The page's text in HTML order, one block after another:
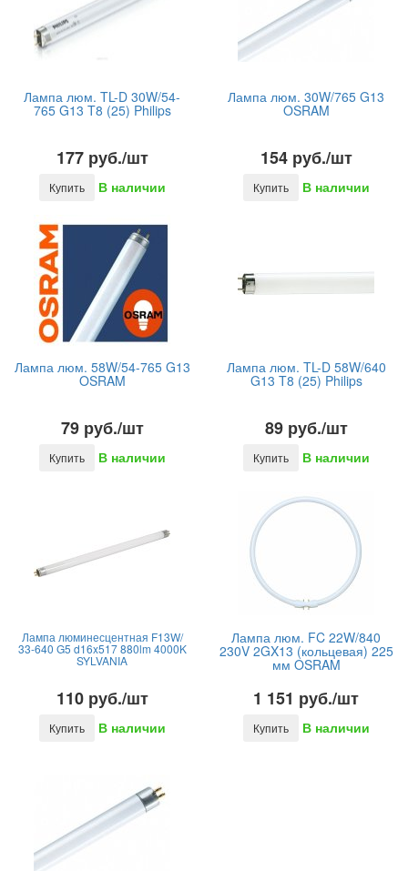
Лампа люм. TL-D 30W/54-
765 G13 T8 (25) Philips
177 руб./шт
Купить В наличии
Лампа люм. 30W/765 G13
OSRAM
154 руб./шт
Купить В наличии
Лампа люм. 58W/54-765 G13
OSRAM
79 руб./шт
Купить В наличии
Лампа люм. TL-D 58W/640
G13 T8 (25) Philips
89 руб./шт
Купить В наличии
Лампа люминесцентная F13W/
33-640 G5 d16x517 880lm 4000K
SYLVANIA
110 руб./шт
Купить В наличии
Лампа люм. FC 22W/840
230V 2GX13 (кольцевая) 225
мм OSRAM
1 151 руб./шт
Купить В наличии